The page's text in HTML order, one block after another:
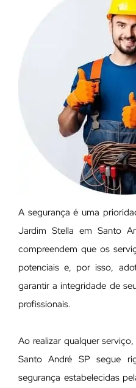
A segurança é uma
Jardim Stella em Santo
compreendem que os
potenciais e, por isso,
garantir a integridade de
profissionais.
Ao realizar qualquer
Santo André SP segue
segurança estabelecidas